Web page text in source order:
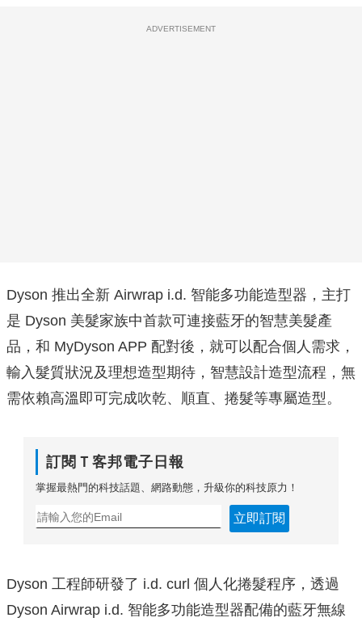
ADVERTISEMENT
Dyson 推出全新 Airwrap i.d. 智能多功能造型器，主打
是 Dyson 美髮家族中首款可連接藍牙的智慧美髮產
品，和 MyDyson APP 配對後，就可以配合個人需求，
輸入髮質狀況及理想造型期待，智慧設計造型流程，無
需依賴高溫即可完成吹乾、順直、捲髮等專屬造型。
訂閱Ｔ客邦電子日報
掌握最熱門的科技話題、網路動態，升級你的科技原力！
立即訂閱
Dyson 工程師研發了 i.d. curl 個人化捲髮程序，透過
Dyson Airwrap i.d. 智能多功能造型器配備的藍牙無線